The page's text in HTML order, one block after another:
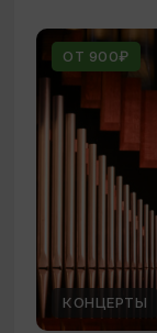
ОТ 900₽
КОНЦЕРТЫ